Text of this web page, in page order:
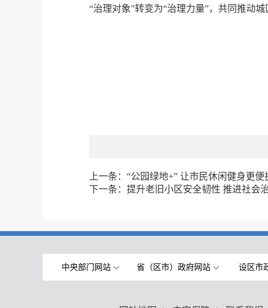
“治理对象”转变为“治理力量”，共同推动城
上一条： “公园绿地+” 让市民休闲健身更便
下一条： 提升老旧小区安全韧性 推进社会
中央部门网站 省（区市）政府网站 设区市